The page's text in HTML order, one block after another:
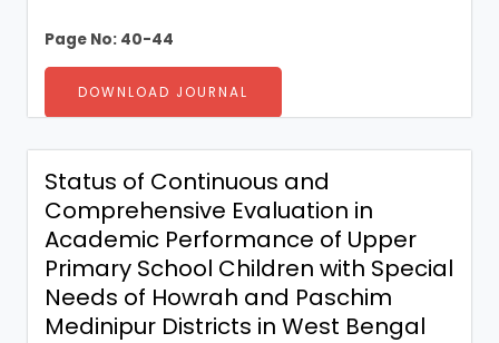
Page No: 40-44
DOWNLOAD JOURNAL
Status of Continuous and
Comprehensive Evaluation in
Academic Performance of Upper
Primary School Children with Special
Needs of Howrah and Paschim
Medinipur Districts in West Bengal